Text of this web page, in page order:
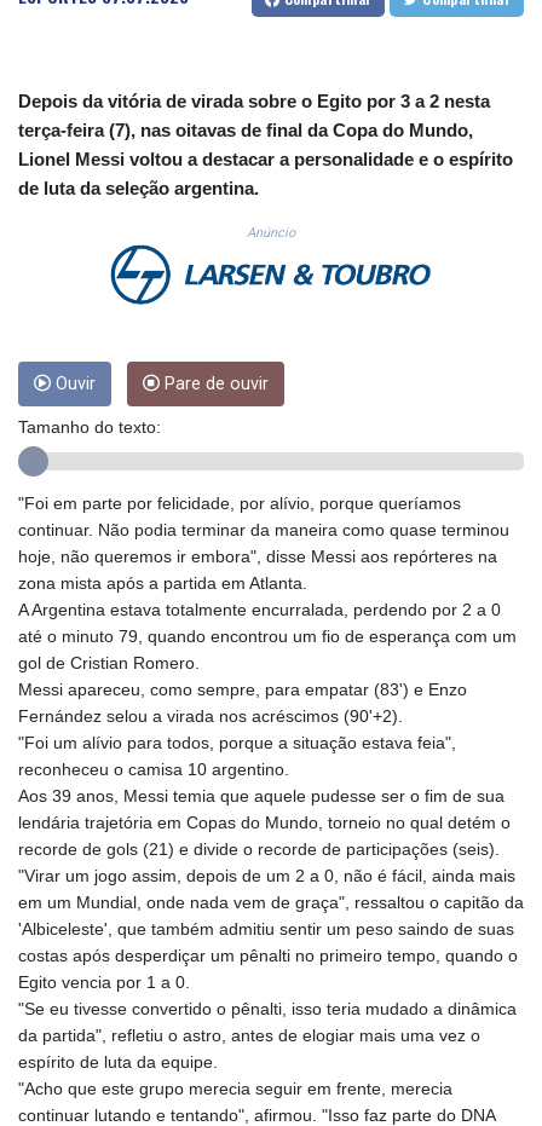
CUC 1.152471
CZK 24.24407
DJF 204.817306
DKK 7.476217
DOP 67.193733
EGP 57.264782
ETB 185.968128
GBP 0.85641
GEL 3.013725
GGP 0.856077
GIP 0.856077
GMD 85.282572
GNF 10118.69464
GTQ 8.791437
GYD 241.048608
HKD 9.04099
HNL 30.88171
HTG 150.649793
HUF 364.625083
IDR 20648.821428
ILS 3.46629
IMP 0.856077
INR 109.809273
IQD 1509.393123
1584474.640687
ISK 142.41109
JEP 0.856077
JMD 182.637459
JOD 0.81708
JPY 182.544457
KES 149.083075
KGS 100.783234
KHR 4675.235131
Depois da vitória de virada sobre o Egito por 3 a 2 nesta
terça-feira (7), nas oitavas de final da Copa do Mundo,
Lionel Messi voltou a destacar a personalidade e o espírito
de luta da seleção argentina.
Anúncio
Ouvir Pare de ouvir
Tamanho do texto:
"Foi em parte por felicidade, por alívio, porque queríamos
continuar. Não podia terminar da maneira como quase terminou
hoje, não queremos ir embora", disse Messi aos repórteres na
zona mista após a partida em Atlanta.
A Argentina estava totalmente encurralada, perdendo por 2 a 0
até o minuto 79, quando encontrou um fio de esperança com um
gol de Cristian Romero.
Messi apareceu, como sempre, para empatar (83') e Enzo
Fernández selou a virada nos acréscimos (90'+2).
"Foi um alívio para todos, porque a situação estava feia",
reconheceu o camisa 10 argentino.
Aos 39 anos, Messi temia que aquele pudesse ser o fim de sua
lendária trajetória em Copas do Mundo, torneio no qual detém o
recorde de gols (21) e divide o recorde de participações (seis).
"Virar um jogo assim, depois de um 2 a 0, não é fácil, ainda mais
em um Mundial, onde nada vem de graça", ressaltou o capitão da
'Albiceleste', que também admitiu sentir um peso saindo de suas
costas após desperdiçar um pênalti no primeiro tempo, quando o
Egito vencia por 1 a 0.
"Se eu tivesse convertido o pênalti, isso teria mudado a dinâmica
da partida", refletiu o astro, antes de elogiar mais uma vez o
espírito de luta da equipe.
"Acho que este grupo merecia seguir em frente, merecia
continuar lutando e tentando", afirmou. "Isso faz parte do DNA